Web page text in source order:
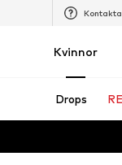
Kvinnor
Drops